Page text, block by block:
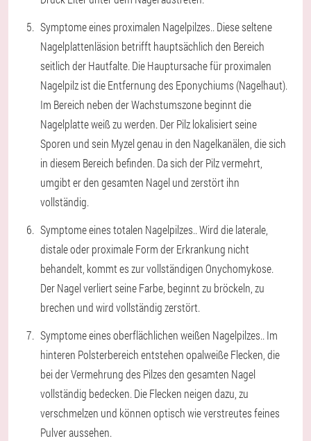
Symptome eines proximalen Nagelpilzes.. Diese seltene
Nagelplattenläsion betrifft hauptsächlich den Bereich
seitlich der Hautfalte. Die Hauptursache für proximalen
Nagelpilz ist die Entfernung des Eponychiums (Nagelhaut).
Im Bereich neben der Wachstumszone beginnt die
Nagelplatte weiß zu werden. Der Pilz lokalisiert seine
Sporen und sein Myzel genau in den Nagelkanälen, die sich
in diesem Bereich befinden. Da sich der Pilz vermehrt,
umgibt er den gesamten Nagel und zerstört ihn
vollständig.
Symptome eines totalen Nagelpilzes.. Wird die laterale,
distale oder proximale Form der Erkrankung nicht
behandelt, kommt es zur vollständigen Onychomykose.
Der Nagel verliert seine Farbe, beginnt zu bröckeln, zu
brechen und wird vollständig zerstört.
Symptome eines oberflächlichen weißen Nagelpilzes.. Im
hinteren Polsterbereich entstehen opalweiße Flecken, die
bei der Vermehrung des Pilzes den gesamten Nagel
vollständig bedecken. Die Flecken neigen dazu, zu
verschmelzen und können optisch wie verstreutes feines
Pulver aussehen.